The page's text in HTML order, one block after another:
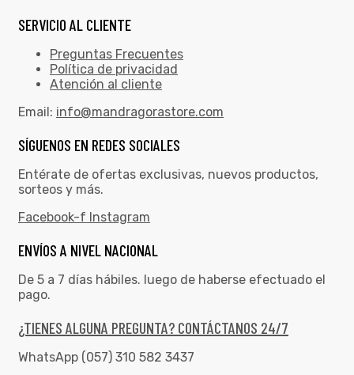
SERVICIO AL CLIENTE
Preguntas Frecuentes
Política de privacidad
Atención al cliente
Email: info@mandragorastore.com
SÍGUENOS EN REDES SOCIALES
Entérate de ofertas exclusivas, nuevos productos,
sorteos y más.
Facebook-f Instagram
ENVÍOS A NIVEL NACIONAL
De 5 a 7 días hábiles. luego de haberse efectuado el
pago.
¿TIENES ALGUNA PREGUNTA? CONTÁCTANOS 24/7
WhatsApp (057) 310 582 3437